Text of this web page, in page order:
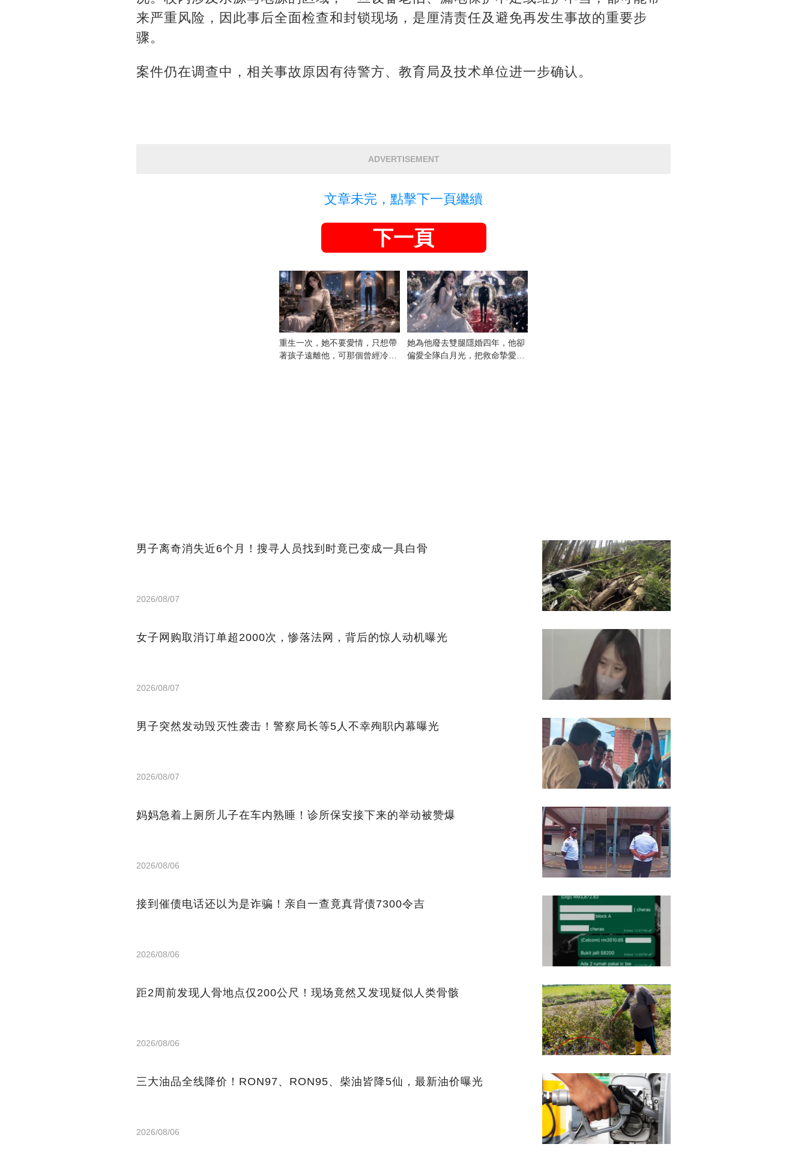
来严重风险，因此事后全面检查和封锁现场，是厘清责任及避免再发生事故的重要步
骤。
案件仍在调查中，相关事故原因有待警方、教育局及技术单位进一步确认。
ADVERTISEMENT
文章未完，點擊下一頁繼續
下一頁
重生一次，她不要愛情，只想帶
著孩子遠離他，可那個曾經冷漠
她為他廢去雙腿隱婚四年，他卻
偏愛全隊白月光，把救命摯愛當
男子离奇消失近6个月！搜寻人员找到时竟已变成一具白骨
2026/08/07
女子网购取消订单超2000次，惨落法网，背后的惊人动机曝光
2026/08/07
男子突然发动毁灭性袭击！警察局长等5人不幸殉职内幕曝光
2026/08/07
妈妈急着上厕所儿子在车内熟睡！诊所保安接下来的举动被赞爆
2026/08/06
接到催债电话还以为是诈骗！亲自一查竟真背债7300令吉
2026/08/06
距2周前发现人骨地点仅200公尺！现场竟然又发现疑似人类骨骸
2026/08/06
三大油品全线降价！RON97、RON95、柴油皆降5仙，最新油价曝光
2026/08/06